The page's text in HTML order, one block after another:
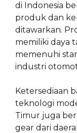
di Indonesia
produk dan
ditawarkan.
memiliki daya
memenuhi
industri
Ketersediaan
teknologi
Timur juga
gear dari